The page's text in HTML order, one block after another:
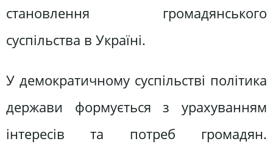
становлення громадянського
суспільства в Україні.
У демократичному суспільстві політика
держави формується з урахуванням
інтересів та потреб громадян.